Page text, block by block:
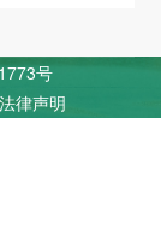
号
法律声明